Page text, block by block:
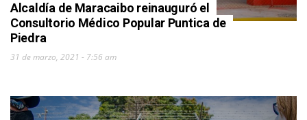
Alcaldía de Maracaibo reinauguró el
Consultorio Médico Popular Puntica de
Piedra
31 de marzo, 2021 - 7:56 am